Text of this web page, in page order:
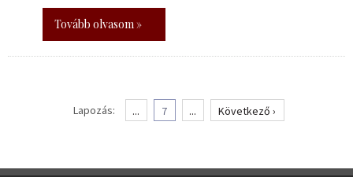
Tovább olvasom »
Lapozás: ... 7 ... Következő ›